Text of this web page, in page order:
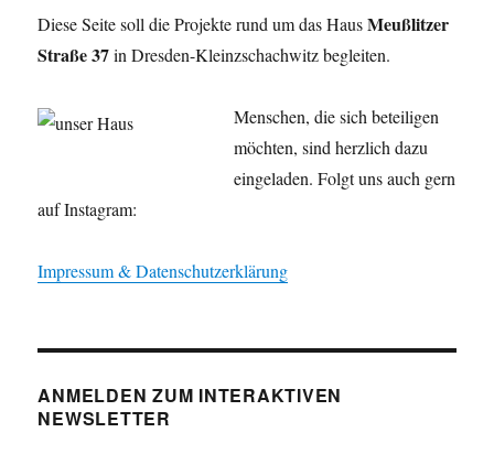
Diese Seite soll die Projekte rund um das HausMeußlitzer
Straße 37in Dresden-Kleinzschachwitz begleiten.
Menschen, die sich beteiligen
möchten, sind herzlich dazu
eingeladen. Folgt uns auch gern
auf Instagram:
Impressum & Datenschutzerklärung
ANMELDEN ZUM INTERAKTIVEN
NEWSLETTER